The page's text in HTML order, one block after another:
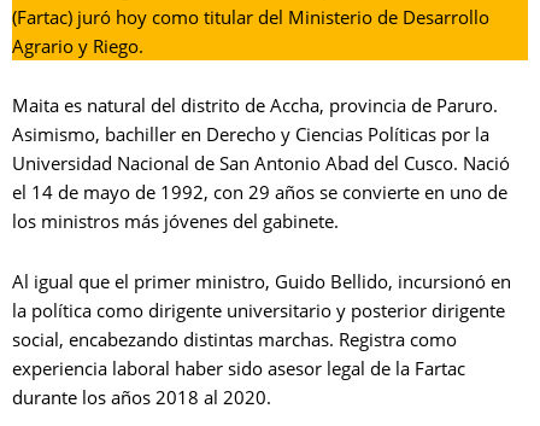
(Fartac) juró hoy como titular del Ministerio de Desarrollo
Agrario y Riego.
Maita es natural del distrito de Accha, provincia de Paruro.
Asimismo, bachiller en Derecho y Ciencias Políticas por la
Universidad Nacional de San Antonio Abad del Cusco. Nació
el 14 de mayo de 1992, con 29 años se convierte en uno de
los ministros más jóvenes del gabinete.
Al igual que el primer ministro, Guido Bellido, incursionó en
la política como dirigente universitario y posterior dirigente
social, encabezando distintas marchas. Registra como
experiencia laboral haber sido asesor legal de la Fartac
durante los años 2018 al 2020.